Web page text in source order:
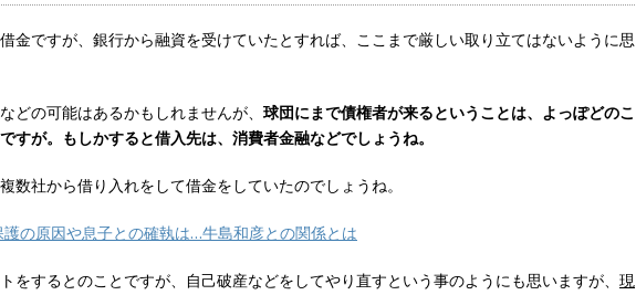
金ですが、銀行から融資を受けていたとすれば、ここまで厳しい取り立てはないように思
どの可能はあるかもしれませんが、 球団にまで債権者が来るということは、よっぽどのこ
すが。もしかすると借入先は、消費者金融などでしょうね。
数社から借り入れをして借金をしていたのでしょうね。
の原因や息子との確執は…牛島和彦との関係とは
をするとのことですが、自己破産などをしてやり直すという事のようにも思いますが、 現